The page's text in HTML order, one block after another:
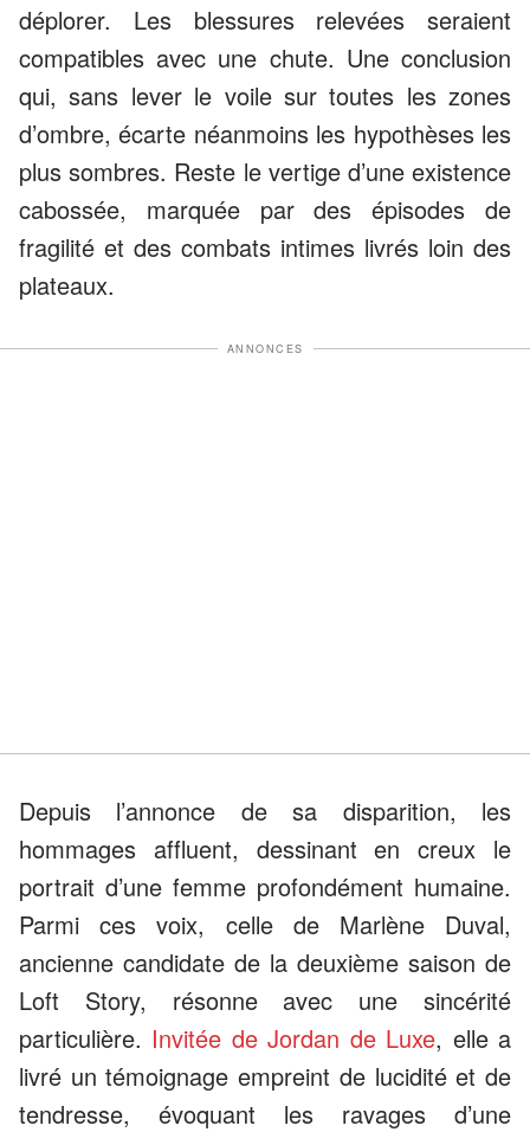
déplorer. Les blessures relevées seraient
compatibles avec une chute. Une conclusion
qui, sans lever le voile sur toutes les zones
d’ombre, écarte néanmoins les hypothèses les
plus sombres. Reste le vertige d’une existence
cabossée, marquée par des épisodes de
fragilité et des combats intimes livrés loin des
plateaux.
ANNONCES
Depuis l’annonce de sa disparition, les
hommages affluent, dessinant en creux le
portrait d’une femme profondément humaine.
Parmi ces voix, celle de Marlène Duval,
ancienne candidate de la deuxième saison de
Loft Story, résonne avec une sincérité
particulière. Invitée de Jordan de Luxe, elle a
livré un témoignage empreint de lucidité et de
tendresse, évoquant les ravages d’une